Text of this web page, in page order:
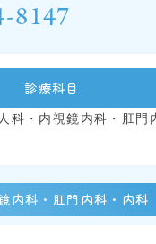
8147
診療科目
科・内視鏡内科・肛門
内科・肛門内科・内科